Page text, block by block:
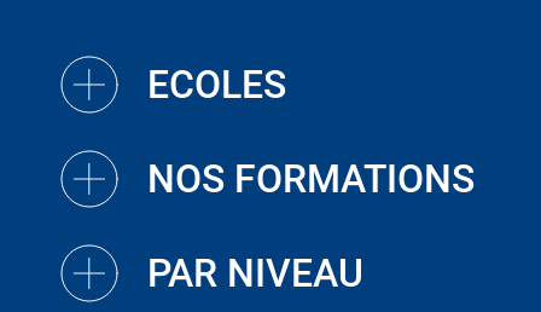
ECOLES
NOS FORMATIONS
PAR NIVEAU